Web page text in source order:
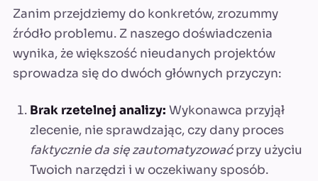
Zanim przejdziemy do konkretów, zrozummy
źródło problemu. Z naszego doświadczenia
wynika, że większość nieudanych projektów
sprowadza się do dwóch głównych przyczyn:
Brak rzetelnej analizy: Wykonawca przyjął
zlecenie, nie sprawdzając, czy dany proces
faktycznie da się zautomatyzowaćprzy użyciu
Twoich narzędzi i w oczekiwany sposób.